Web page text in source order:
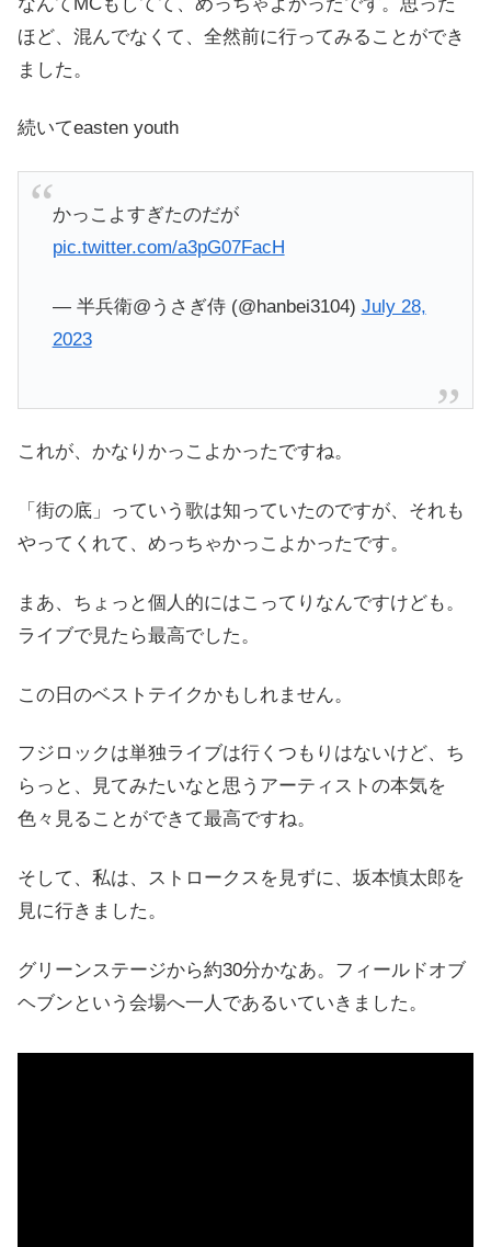
ほど、混んでなくて、全然前に行ってみることができ
ました。
続いてeasten youth
かっこよすぎたのだが
pic.twitter.com/a3pG07FacH
— 半兵衛@うさぎ侍 (@hanbei3104) July 28,
2023
これが、かなりかっこよかったですね。
「街の底」っていう歌は知っていたのですが、それも
やってくれて、めっちゃかっこよかったです。
まあ、ちょっと個人的にはこってりなんですけども。
ライブで見たら最高でした。
この日のベストテイクかもしれません。
フジロックは単独ライブは行くつもりはないけど、ち
らっと、見てみたいなと思うアーティストの本気を
色々見ることができて最高ですね。
そして、私は、ストロークスを見ずに、坂本慎太郎を
見に行きました。
グリーンステージから約30分かなあ。フィールドオブ
ヘブンという会場へ一人であるいていきました。